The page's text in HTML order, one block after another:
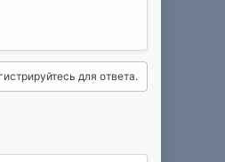
для ответа.